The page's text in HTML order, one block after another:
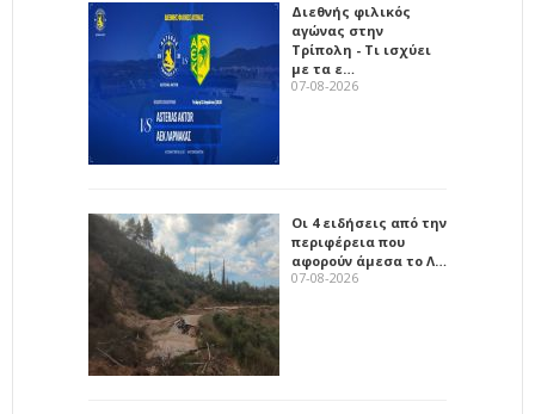
Διεθνής φιλικός
αγώνας στην
Τρίπολη - Τι ισχύει
με τα ε…
07-08-2026
Οι 4 ειδήσεις από την
περιφέρεια που
αφορούν άμεσα το Λ…
07-08-2026